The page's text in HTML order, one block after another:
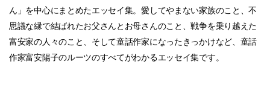
ん」を中心にまとめたエッセイ集。愛してやまない家族のこと、不
思議な縁で結ばれたお父さんとお母さんのこと、戦争を乗り越えた
富安家の人々のこと、そして童話作家になったきっかけなど、童話
作家富安陽子のルーツのすべてがわかるエッセイ集です。